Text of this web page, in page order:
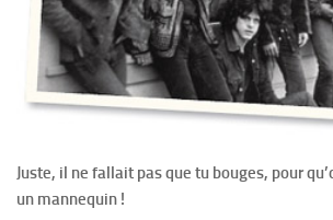
Juste, il ne fallait pas que tu bouges, pour
un mannequin !